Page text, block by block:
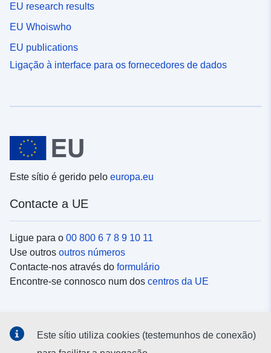
EU research results
EU Whoiswho
EU publications
Ligação à interface para os fornecedores de dados
Este sítio é gerido pelo europa.eu
Contacte a UE
Ligue para o 00 800 6 7 8 9 10 11
Use outros outros números
Contacte-nos através do formulário
Encontre-se connosco num dos centros da UE
Este sítio utiliza cookies (testemunhos de conexão)